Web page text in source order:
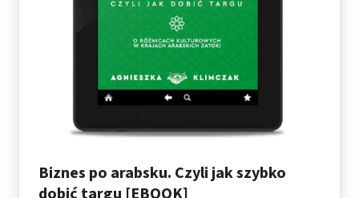
Biznes po arabsku. Czyli jak szybko